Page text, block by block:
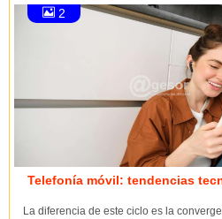
2
Telefonía móvil: tendencias
La diferencia de este ciclo es la